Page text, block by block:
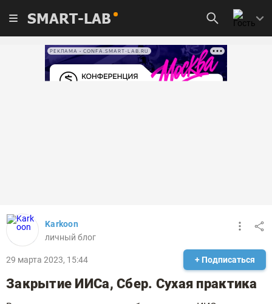
SMART-LAB
РЕКЛАМА • CONFA.SMART-LAB.RU
Karkoon
личный блог
29 марта 2023, 15:44 + Подписаться
Закрытие ИИСа, Сбер. Сухая практика